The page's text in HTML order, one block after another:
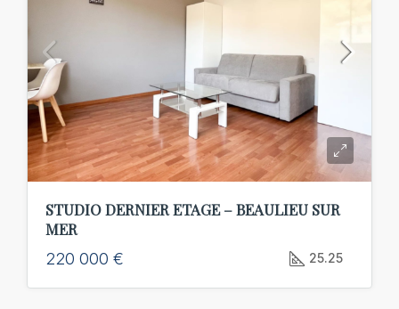
STUDIO DERNIER ETAGE – BEAULIEU SUR
MER
220 000 € 25.25